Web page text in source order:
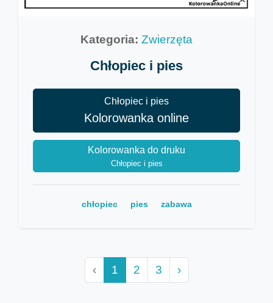
Kategoria: Zwierzęta
Chłopiec i pies
Chłopiec i pies
Kolorowanka online
Kolorowanka do druku
Chłopiec i pies
chłopiec pies zabawa
‹ 1 2 3 ›